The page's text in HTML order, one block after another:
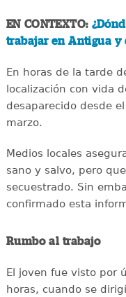
EN CONTEXTO:
trabajar en Antigua y
En horas de la tarde
localización con vida
desaparecido desde
marzo.
Medios locales
sano y salvo, pero
secuestrado. Sin
confirmado esta
Rumbo al trabajo
El joven fue visto por
horas, cuando se